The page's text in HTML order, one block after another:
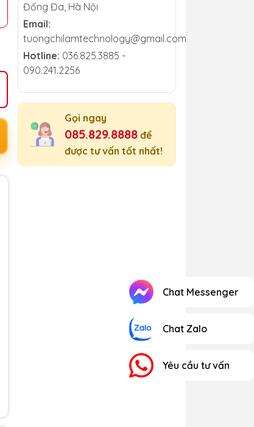
Đống Đa, Hà Nội
Email:
tuongchilamtechnology@gmail.com
Hotline: 036.825.3885 -
090.241.2256
Gọi ngay
085.829.8888 để
được tư vấn tốt nhất!
Chat Messenger
Chat Zalo
Yêu cầu tư vấn